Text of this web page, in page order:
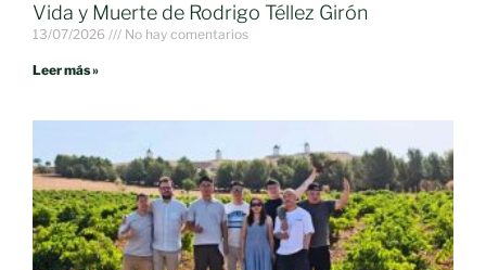
Vida y Muerte de Rodrigo Téllez Girón
13/07/2026 No hay comentarios
Leer más »